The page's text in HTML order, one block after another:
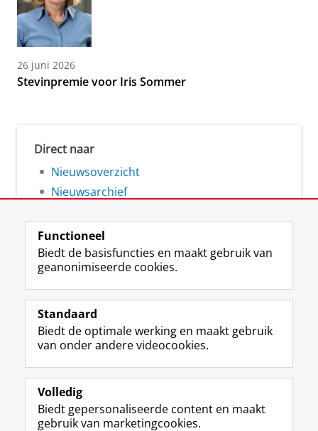
26 juni 2026
Stevinpremie voor Iris Sommer
Direct naar
Nieuwsoverzicht
Nieuwsarchief
Volg de RUG
F
a
e
b
o
p
a
L
i
k
e
I
-
p
R
S
-
f
e
R
I
n
t
r
m
Y
o
T
e
k
Studiekiezers
Alumni
Over ons
Functioneel
Biedt de basisfuncties en maakt gebruik van
geanonimiseerde cookies.
Standaard
Biedt de optimale werking en maakt gebruik
van onder andere videocookies.
Volledig
Biedt gepersonaliseerde content en maakt
gebruik van marketingcookies.